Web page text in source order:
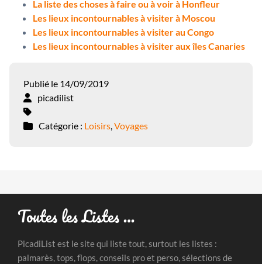
La liste des choses à faire ou à voir à Honfleur
Les lieux incontournables à visiter à Moscou
Les lieux incontournables à visiter au Congo
Les lieux incontournables à visiter aux îles Canaries
Publié le 14/09/2019
picadilist
Catégorie : Loisirs,Voyages
Toutes les Listes …
PicadiList est le site qui liste tout, surtout les listes :
palmarès, tops, flops, conseils pro et perso, sélections de